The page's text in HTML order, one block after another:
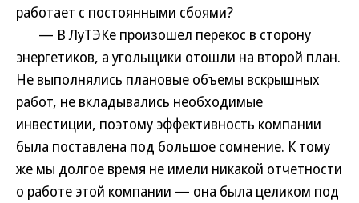
работает с постоянными сбоями?
— В ЛуТЭКе произошел перекос в сторону
энергетиков, а угольщики отошли на второй план.
Не выполнялись плановые объемы вскрышных
работ, не вкладывались необходимые
инвестиции, поэтому эффективность компании
была поставлена под большое сомнение. К тому
же мы долгое время не имели никакой отчетности
о работе этой компании — она была целиком под